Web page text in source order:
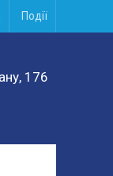
Події
176